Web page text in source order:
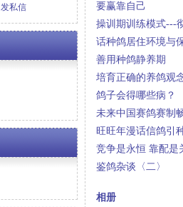
发私信
要赢靠自己
操训期训练模式---
话种鸽居住环境与
善用种鸽静养期
培育正确的养鸽观
鸽子会得哪些病？
未来中国赛鸽赛制
旺旺年漫话信鸽引
竞争是永恒 靠配是
鉴鸽杂谈〈二〉
相册